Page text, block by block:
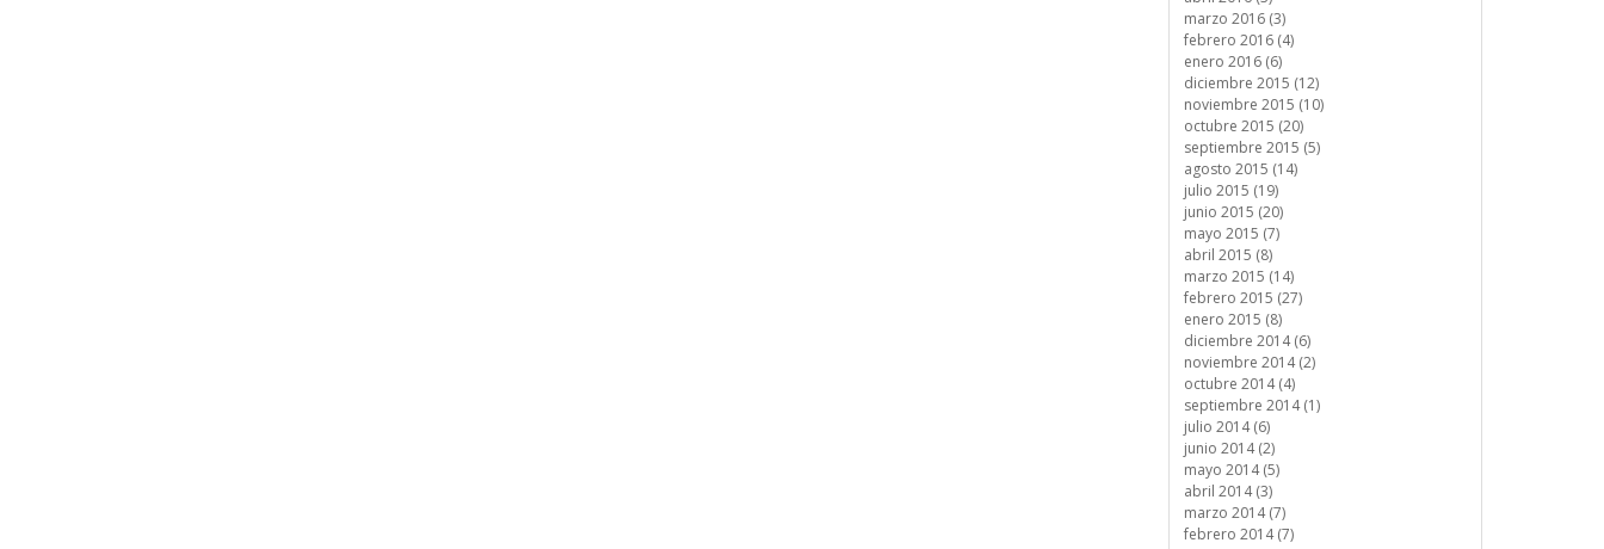
marzo 2016 (3)
febrero 2016 (4)
enero 2016 (6)
diciembre 2015 (12)
noviembre 2015 (10)
octubre 2015 (20)
septiembre 2015 (5)
agosto 2015 (14)
julio 2015 (19)
junio 2015 (20)
mayo 2015 (7)
abril 2015 (8)
marzo 2015 (14)
febrero 2015 (27)
enero 2015 (8)
diciembre 2014 (6)
noviembre 2014 (2)
octubre 2014 (4)
septiembre 2014 (1)
julio 2014 (6)
junio 2014 (2)
mayo 2014 (5)
abril 2014 (3)
marzo 2014 (7)
febrero 2014 (7)